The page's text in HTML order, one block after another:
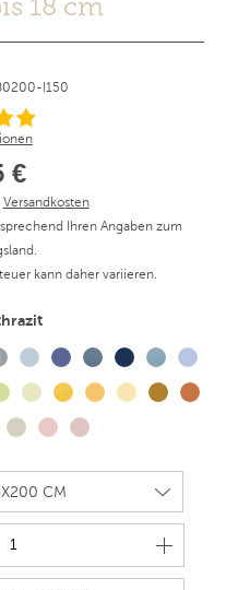
I150
€
Versandkosten
Ihren Angaben zum
kann daher variieren.
MENGE